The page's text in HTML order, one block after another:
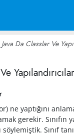
Java Da Classlar Ve
Yapılandırıcılar
ne yaptığını
gerekir. Sınıfın
Sınıf